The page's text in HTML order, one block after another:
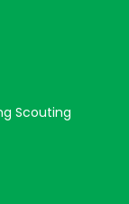
Scouting